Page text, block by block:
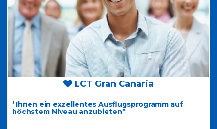
LCT Gran Canaria
“Ihnen ein exzellentes Ausflugsprogramm auf
höchstem Niveau anzubieten”